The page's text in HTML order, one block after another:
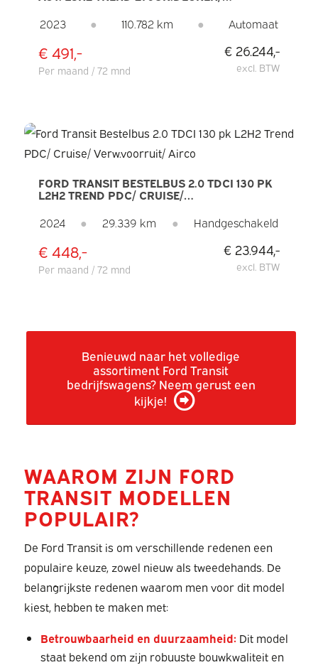
CARPLAY/ 360 CAMERA/ PDC/ CLIMATE/
CRUISE
2023 ● 110.782 km ● Automaat
€ 491,-
Per maand / 72 mnd
€ 26.244,-
excl. BTW
FORD TRANSIT BESTELBUS 2.0 TDCI 130 PK
L2H2 TREND PDC/ CRUISE/
VERW.VOORRUIT/ AIRCO
2024
● 29.339 km ● Handgeschakeld
€ 448,-
Per maand / 72 mnd
€ 23.944,-
excl. BTW
Benieuwd naar het volledige
assortiment Ford Transit
bedrijfswagens? Neem gerust een
kijkje!
WAAROM ZIJN FORD
TRANSIT MODELLEN
POPULAIR?
De Ford Transit is om verschillende redenen een
populaire keuze, zowel nieuw als tweedehands. De
belangrijkste redenen waarom men voor dit model
kiest, hebben te maken met:
Betrouwbaarheid en duurzaamheid: Dit model
staat bekend om zijn robuuste bouwkwaliteit en